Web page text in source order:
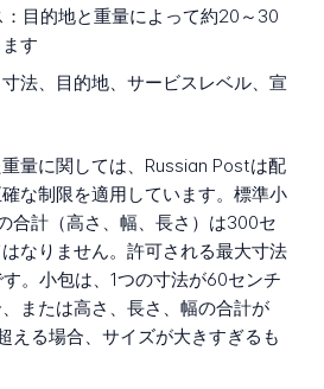
目的地と重量によって約20～30
す
法、目的地、サービスレベル、宣
量に関しては、Russian Postは配
な制限を適用しています。標準小
合計（高さ、幅、長さ）は300セ
なりません。許可される最大寸法
。小包は、1つの寸法が60センチ
または高さ、長さ、幅の合計が
える場合、サイズが大きすぎるも